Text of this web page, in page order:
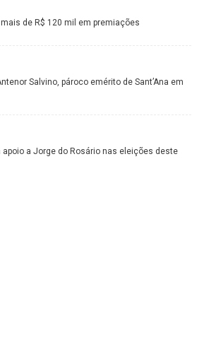
de R$ 120 mil em premiações
Salvino, pároco emérito de Sant’Ana em
a Jorge do Rosário nas eleições deste